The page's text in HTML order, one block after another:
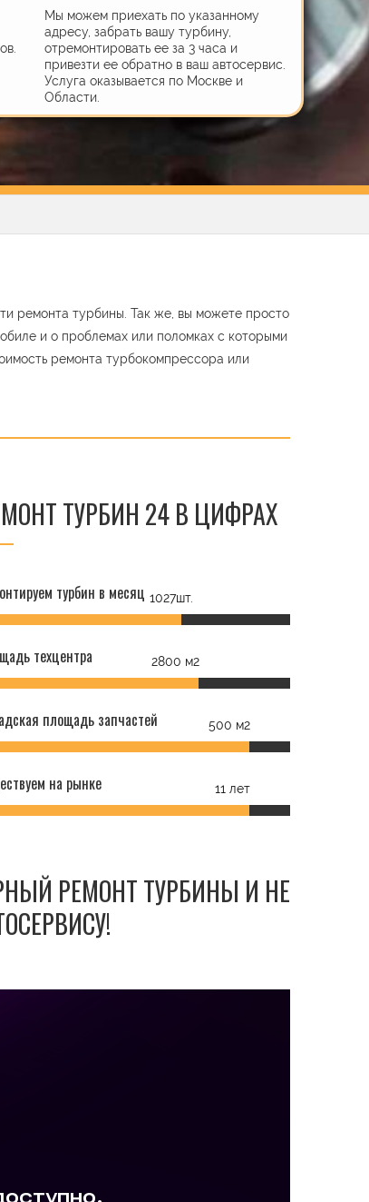
Мы можем приехать по указанному
адресу, забрать вашу турбину,
отремонтировать ее за 3 часа и
привезти ее обратно в ваш автосервис.
Услуга оказывается по Москве и
Области.
ремонта турбины. Так же, вы можете просто
и о проблемах или поломках с которыми
ремонта турбокомпрессора или
ТУРБИН 24 В ЦИФРАХ
турбин в месяц 1027шт.
техцентра 2800 м2
площадь запчастей 500 м2
на рынке 11 лет
РЕМОНТ ТУРБИНЫ И НЕ